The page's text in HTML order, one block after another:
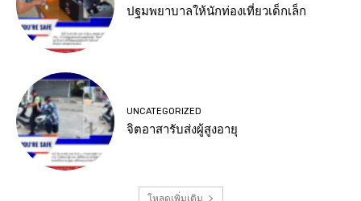
ปฐมพยาบาลให้นักท่องเที่ยวเด็กเล็ก
UNCATEGORIZED
จิตอาสารับส่งผู้สูงอายุ